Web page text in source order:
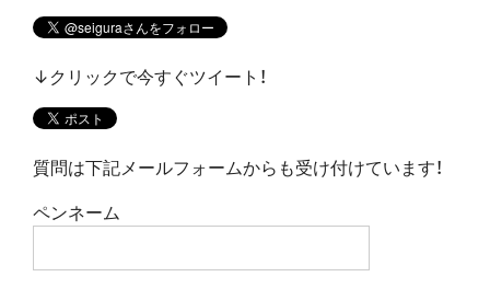
↓クリックで今すぐツイート！
質問は下記メールフォームからも受け付けています！
ペンネーム